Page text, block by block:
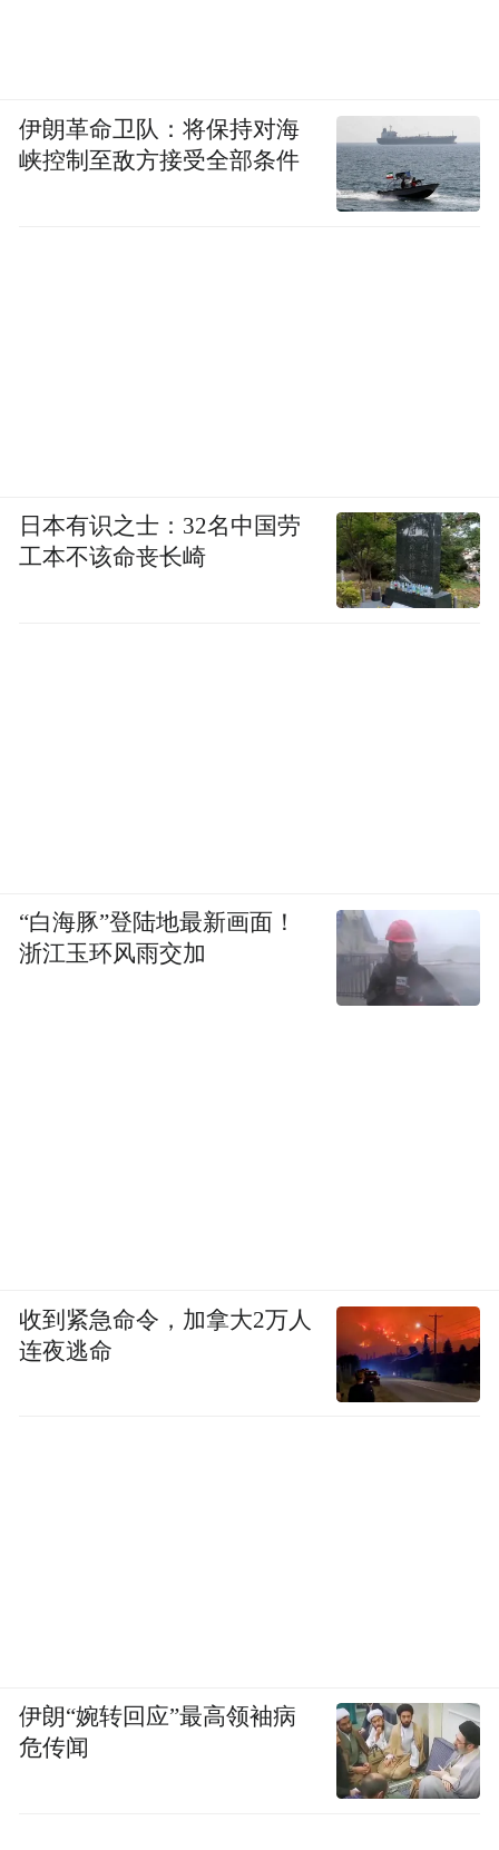
伊朗革命卫队：将保持对海
峡控制至敌方接受全部条件
日本有识之士：32名中国劳
工本不该命丧长崎
“白海豚”登陆地最新画面！
浙江玉环风雨交加
收到紧急命令，加拿大2万人
连夜逃命
伊朗“婉转回应”最高领袖病
危传闻